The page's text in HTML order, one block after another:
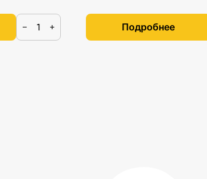
− + Подробнее